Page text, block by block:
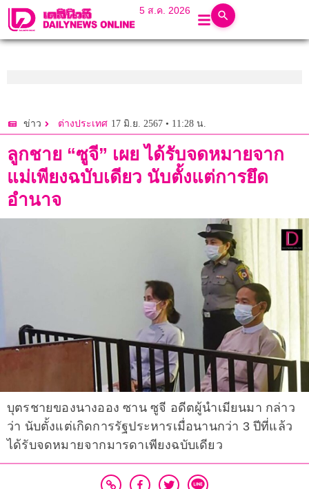
5 ส.ค. 2026
ข่าว ต่างประเทศ 17 มิ.ย. 2567 • 11:28 น.
ลูกชาย “ซูจี” เผย ได้รับจดหมายจาก
แม่เพียงฉบับเดียว นับตั้งแต่การยึด
อำนาจ
บุตรชายของนางออง ซาน ซูจี อดีตผู้นำเมียนมา กล่าว
ว่า นับตั้งแต่เกิดการรัฐประหารเมื่อนานกว่า 3 ปีที่แล้ว
ได้รับจดหมายจากมารดาเพียงฉบับเดียว